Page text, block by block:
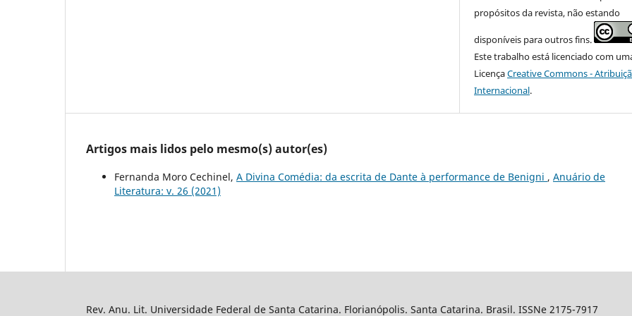
propósitos da revista, não estando
disponíveis para outros fins.
Este trabalho está licenciado com
LicençaCreative Commons -
Internacional.
Artigos mais lidos pelo mesmo(s) autor(es)
Fernanda Moro Cechinel, A Divina Comédia: da escrita de Dante à performance de Benigni , Anuário de
Literatura: v. 26 (2021)
Rev. Anu. Lit. Universidade Federal de Santa Catarina. Florianópolis. Santa Catarina. Brasil. ISSNe 2175-7917